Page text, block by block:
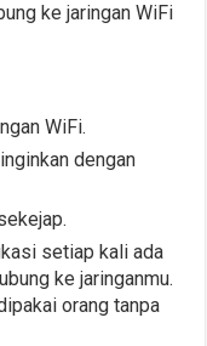
ke jaringan WiFi
WiFi.
dengan
setiap kali ada
ke jaringanmu.
orang tanpa